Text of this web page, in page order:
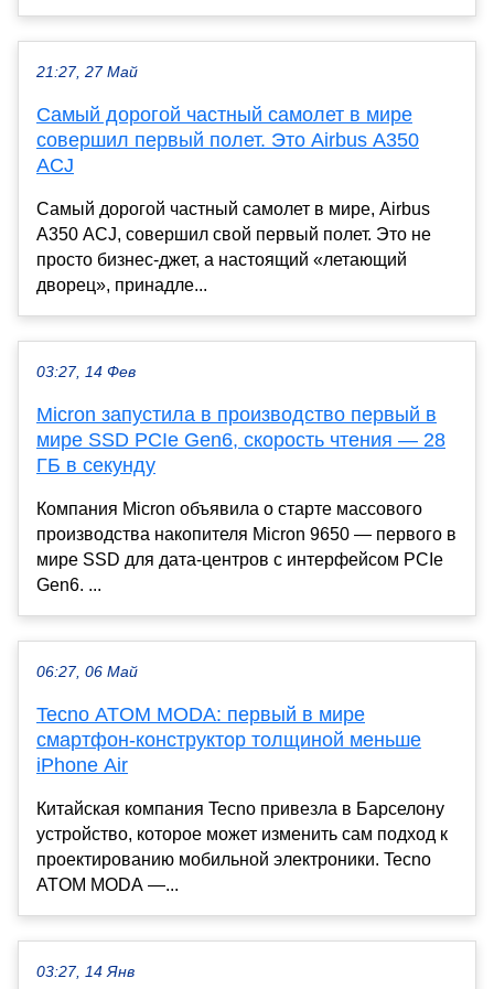
21:27, 27 Май
Самый дорогой частный самолет в мире
совершил первый полет. Это Airbus A350
ACJ
Самый дорогой частный самолет в мире, Airbus
A350 ACJ, совершил свой первый полет. Это не
просто бизнес-джет, а настоящий «летающий
дворец», принадле...
03:27, 14 Фев
Micron запустила в производство первый в
мире SSD PCIe Gen6, скорость чтения — 28
ГБ в секунду
Компания Micron объявила о старте массового
производства накопителя Micron 9650 — первого в
мире SSD для дата-центров с интерфейсом PCIe
Gen6. ...
06:27, 06 Май
Tecno ATOM MODA: первый в мире
смартфон-конструктор толщиной меньше
iPhone Air
Китайская компания Tecno привезла в Барселону
устройство, которое может изменить сам подход к
проектированию мобильной электроники. Tecno
ATOM MODA —...
03:27, 14 Янв